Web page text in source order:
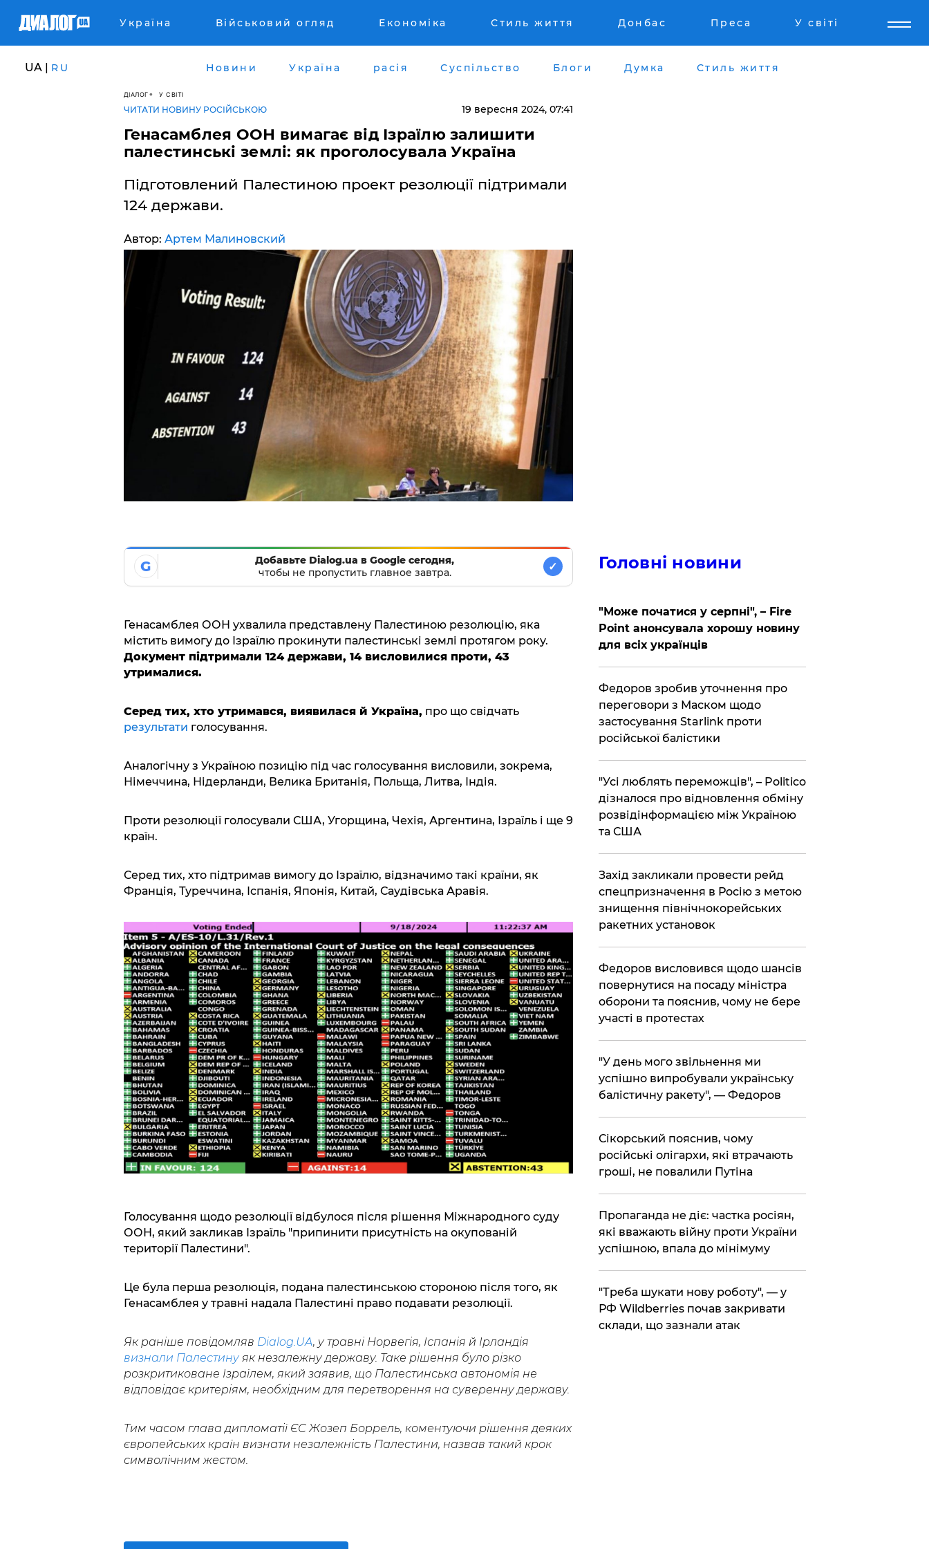
Україна Військовий огляд Економіка Стиль життя Донбас Преса У світі
UA | RU Новини Україна расія Суспільство Блоги Думка Стиль життя
ДІАЛОГ У СВІТІ
ЧИТАТИ НОВИНУ РОСІЙСЬКОЮ 19 вересня 2024, 07:41
Генасамблея ООН вимагає від Ізраїлю залишити
палестинські землі: як проголосувала Україна
Підготовлений Палестиною проект резолюції підтримали
124 держави.
Автор: Артем Малиновский
G
Добавьте Dialog.ua в Google сегодня,
чтобы не пропустить главное завтра.
✓
Генасамблея ООН ухвалила представлену Палестиною резолюцію, яка
містить вимогу до Ізраїлю прокинути палестинські землі протягом року.
Документ підтримали 124 держави, 14 висловилися проти, 43
утрималися.
Серед тих, хто утримався, виявилася й Україна, про що свідчать
результати голосування.
Аналогічну з Україною позицію під час голосування висловили, зокрема,
Німеччина, Нідерланди, Велика Британія, Польща, Литва, Індія.
Проти резолюції голосували США, Угорщина, Чехія, Аргентина, Ізраїль і ще 9
країн.
Серед тих, хто підтримав вимогу до Ізраїлю, відзначимо такі країни, як
Франція, Туреччина, Іспанія, Японія, Китай, Саудівська Аравія.
Голосування щодо резолюції відбулося після рішення Міжнародного суду
ООН, який закликав Ізраїль "припинити присутність на окупованій
території Палестини".
Це була перша резолюція, подана палестинською стороною після того, як
Генасамблея у травні надала Палестині право подавати резолюції.
Як раніше повідомляв Dialog.UA, у травні Норвегія, Іспанія й Ірландія
визнали Палестинуяк незалежну державу. Таке рішення було різко
розкритиковане Ізраїлем, який заявив, що Палестинська автономія не
відповідає критеріям, необхідним для перетворення на суверенну державу.
Тим часом глава дипломатії ЄС Жозеп Боррель, коментуючи рішення деяких
європейських країн визнати незалежність Палестини, назвав такий крок
символічним жестом.
Головні новини
"Може початися у серпні", – Fire
Point анонсувала хорошу новину
для всіх українців
Федоров зробив уточнення про
переговори з Маском щодо
застосування Starlink проти
російської балістики
"Усі люблять переможців", – Politico
дізналося про відновлення обміну
розвідінформацією між Україною
та США
​Захід закликали провести рейд
спецпризначення в Росію з метою
знищення північнокорейських
ракетних установок
​Федоров висловився щодо шансів
повернутися на посаду міністра
оборони та пояснив, чому не бере
участі в протестах
​"У день мого звільнення ми
успішно випробували українську
балістичну ракету", — Федоров
​Сікорський пояснив, чому
російські олігархи, які втрачають
гроші, не повалили Путіна
​Пропаганда не діє: частка росіян,
які вважають війну проти України
успішною, впала до мінімуму
​"Треба шукати нову роботу", — у
РФ Wildberries почав закривати
склади, що зазнали атак